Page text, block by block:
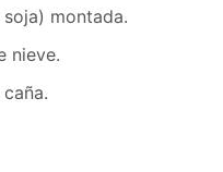
montada.
nieve.